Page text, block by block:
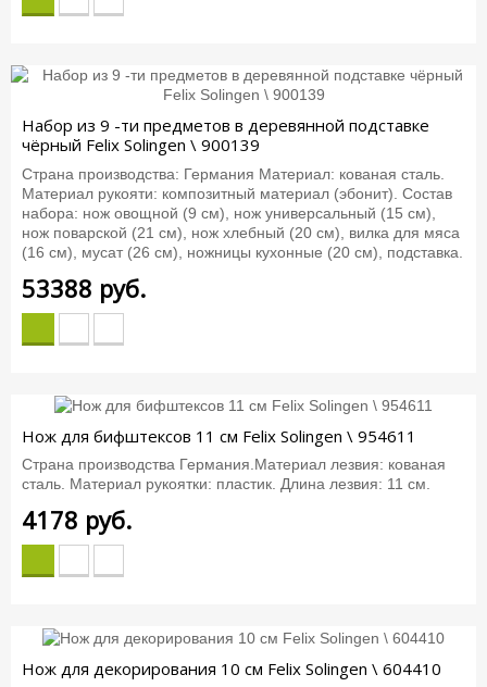
Набор из 9 -ти предметов в деревянной подставке
чёрный Felix Solingen \ 900139
Страна производства: Германия Материал: кованая сталь.
Материал рукояти: композитный материал (эбонит). Состав
набора: нож овощной (9 см), нож универсальный (15 см),
нож поварской (21 см), нож хлебный (20 см), вилка для мяса
(16 см), мусат (26 см), ножницы кухонные (20 см), подставка.
53388 руб.
Нож для бифштексов 11 см Felix Solingen \ 954611
Страна производства Германия.Материал лезвия: кованая
сталь. Материал рукоятки: пластик. Длина лезвия: 11 см.
4178 руб.
Нож для декорирования 10 см Felix Solingen \ 604410